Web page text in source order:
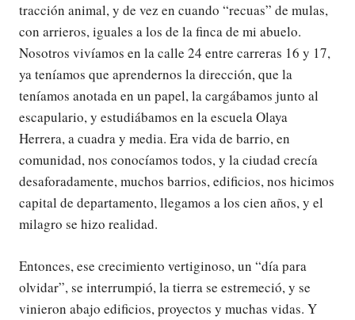
tracción animal, y de vez en cuando “recuas” de mulas,
con arrieros, iguales a los de la finca de mi abuelo.
Nosotros vivíamos en la calle 24 entre carreras 16 y 17,
ya teníamos que aprendernos la dirección, que la
teníamos anotada en un papel, la cargábamos junto al
escapulario, y estudiábamos en la escuela Olaya
Herrera, a cuadra y media. Era vida de barrio, en
comunidad, nos conocíamos todos, y la ciudad crecía
desaforadamente, muchos barrios, edificios, nos hicimos
capital de departamento, llegamos a los cien años, y el
milagro se hizo realidad.
Entonces, ese crecimiento vertiginoso, un “día para
olvidar”, se interrumpió, la tierra se estremeció, y se
vinieron abajo edificios, proyectos y muchas vidas. Y